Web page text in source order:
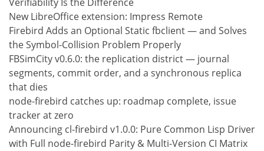
New LibreOffice extension: Impress Remote
Firebird Adds an Optional Static fbclient — and Solves
the Symbol-Collision Problem Properly
FBSimCity v0.6.0: the replication district — journal
segments, commit order, and a synchronous replica
that dies
node-firebird catches up: roadmap complete, issue
tracker at zero
Announcing cl-firebird v1.0.0: Pure Common Lisp Driver
with Full node-firebird Parity & Multi-Version CI Matrix